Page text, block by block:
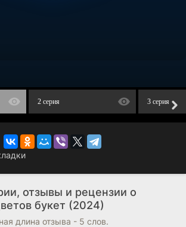
2 серия 3 серия
отзывы и рецензии о
букет (2024)
длина отзыва - 5 слов.